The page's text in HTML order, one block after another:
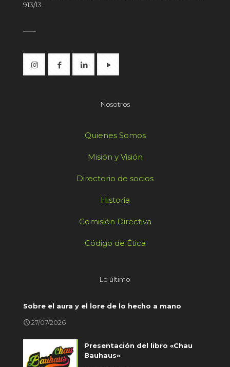
913/13.
Nosotros
Quienes Somos
Misión y Visión
Directorio de socios
Historia
Comisión Directiva
Código de Ética
Lo último
Sobre el aura y el lore de lo hecho a mano
27/07/2026
Presentación del libro «Chau
Bauhaus»